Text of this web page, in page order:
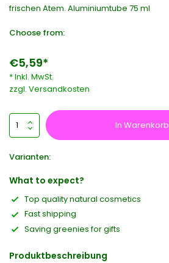
frischen Atem. Aluminiumtube 75 ml
Choose from:
€5,59*
* Inkl. MwSt.
zzgl. Versandkosten
In Warenkorb
Varianten:
What to expect?
Top quality natural cosmetics
Fast shipping
Saving greenies for gifts
Produktbeschreibung